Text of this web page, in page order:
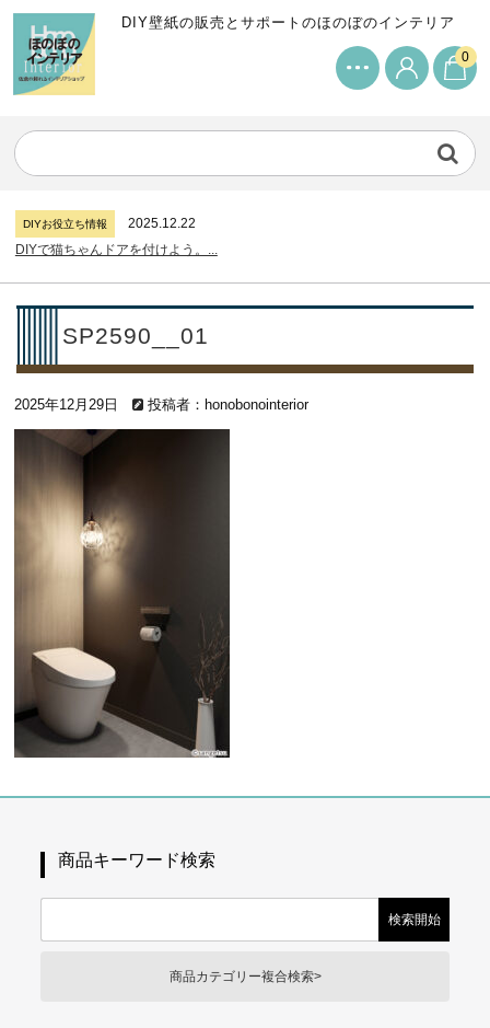
DIY壁紙の販売とサポートのほのぼのインテリア
0
サンゲツリザーブの壁紙について...
DIYお役立ち情報
2026.7.31
DIYお役立ち情報
2025.12.22
DIYで猫ちゃんドアを付けよう。...
DIYお役立ち情報
2026.7.31
糊付け壁紙のポイントについて...
2025.12.22
DIYで猫ちゃんドアを付けよう。...
DIYお役立ち情報
2024.7.11
サンゲツリザーブの壁紙について...
SP2590__01
2025年12月29日 投稿者：honobonointerior
商品キーワード検索
商品カテゴリー複合検索>